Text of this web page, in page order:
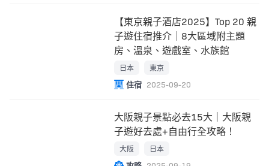
【東京親子酒店2025】Top 20 親
子遊住宿推介｜8大區域附主題
房、溫泉、遊戲室、水族館
日本 東京
住宿 2025-09-20
大阪親子景點必去15大｜大阪親
子遊好去處+自由行全攻略！
大阪 日本